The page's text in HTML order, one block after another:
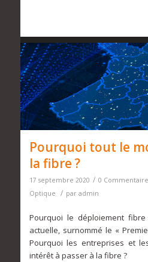
Pourquoi tout le
la fibre ?
17 septembre 2020 / 0
Optique
/ par admin
Pourquoi le déploiement
actuelle, surnommé le «
Pourquoi les entreprises et
intérêt à passer à la fibre ? ­